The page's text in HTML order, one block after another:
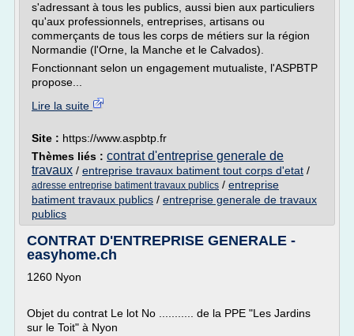
s'adressant à tous les publics, aussi bien aux particuliers
qu'aux professionnels, entreprises, artisans ou
commerçants de tous les corps de métiers sur la région
Normandie (l'Orne, la Manche et le Calvados).
Fonctionnant selon un engagement mutualiste, l'ASPBTP
propose...
Lire la suite
Site : https://www.aspbtp.fr
Thèmes liés : contrat d'entreprise generale de
travaux / entreprise travaux batiment tout corps d'etat /
adresse entreprise batiment travaux publics / entreprise
batiment travaux publics / entreprise generale de travaux
publics
CONTRAT D'ENTREPRISE GENERALE -
easyhome.ch
1260 Nyon
Objet du contrat Le lot No ........... de la PPE "Les Jardins
sur le Toit" à Nyon